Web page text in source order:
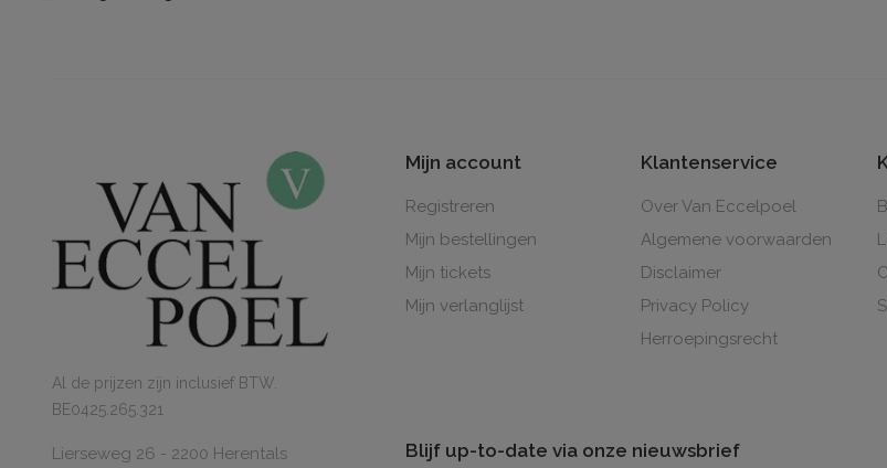
Al de prijzen zijn inclusief BTW.
BE0425.265.321
Mijn account
Registreren
Mijn bestellingen
Mijn tickets
Mijn verlanglijst
Klantenservice
Over Van Eccelpoel
Algemene voorwaarden
Disclaimer
Privacy Policy
Herroepingsrecht
Lierseweg 26 - 2200 Herentals Blijf up-to-date via onze nieuwsbrief